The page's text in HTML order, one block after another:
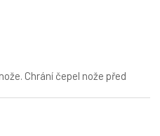
Chrání čepel nože před